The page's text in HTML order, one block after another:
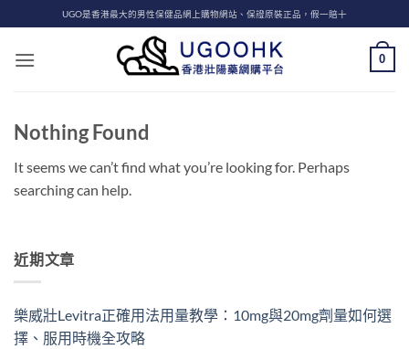
to
content
UGO是香港最大的男性保健品網上購物網站、保證原裝正品，假一賠十
0
Nothing Found
It seems we can’t find what you’re looking for. Perhaps
searching can help.
近期文章
樂威壯Levitra正確用法用量教學：10mg與20mg劑量如何選
擇、服用時機全攻略